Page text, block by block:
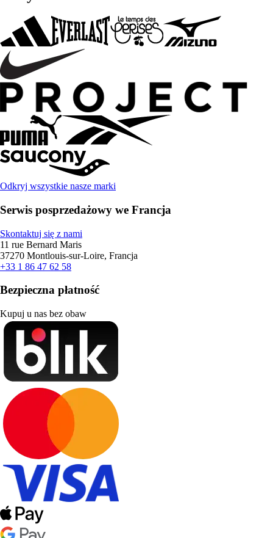
Odkryj wszystkie nasze marki
Serwis posprzedażowy we Francja
Skontaktuj się z nami
11 rue Bernard Maris
37270 Montlouis-sur-Loire, Francja
+33 1 86 47 62 58
Bezpieczna płatność
Kupuj u nas bez obaw